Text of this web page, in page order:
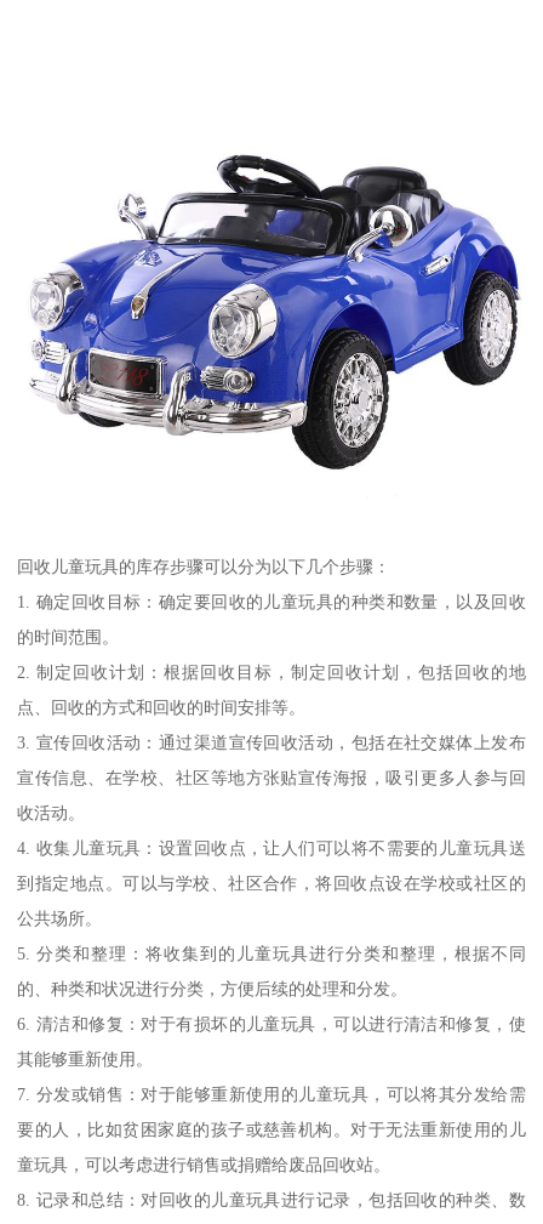
回收儿童玩具的库存步骤可以分为以下几个步骤：
1. 确定回收目标：确定要回收的儿童玩具的种类和数量，以及回收
的时间范围。
2. 制定回收计划：根据回收目标，制定回收计划，包括回收的地
点、回收的方式和回收的时间安排等。
3. 宣传回收活动：通过渠道宣传回收活动，包括在社交媒体上发布
宣传信息、在学校、社区等地方张贴宣传海报，吸引更多人参与回
收活动。
4. 收集儿童玩具：设置回收点，让人们可以将不需要的儿童玩具送
到指定地点。可以与学校、社区合作，将回收点设在学校或社区的
公共场所。
5. 分类和整理：将收集到的儿童玩具进行分类和整理，根据不同
的、种类和状况进行分类，方便后续的处理和分发。
6. 清洁和修复：对于有损坏的儿童玩具，可以进行清洁和修复，使
其能够重新使用。
7. 分发或销售：对于能够重新使用的儿童玩具，可以将其分发给需
要的人，比如贫困家庭的孩子或慈善机构。对于无法重新使用的儿
童玩具，可以考虑进行销售或捐赠给废品回收站。
8. 记录和总结：对回收的儿童玩具进行记录，包括回收的种类、数